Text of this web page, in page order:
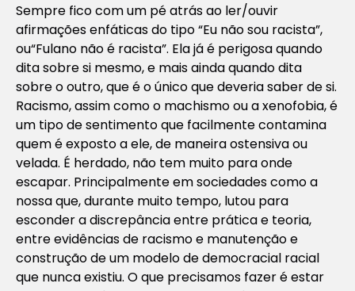
Sempre fico com um pé atrás ao ler/ouvir
afirmações enfáticas do tipo“Eu não sou racista”,
ou“Fulano não é racista”. Ela já é perigosa quando
dita sobre si mesmo, e mais ainda quando dita
sobre o outro, que é o único que deveria saber de si.
Racismo, assim como o machismo ou a xenofobia, é
um tipo de sentimento que facilmente contamina
quem é exposto a ele, de maneira ostensiva ou
velada. É herdado, não tem muito para onde
escapar. Principalmente em sociedades como a
nossa que, durante muito tempo, lutou para
esconder a discrepância entre prática e teoria,
entre evidências de racismo e manutenção e
construção de um modelo de democracial racial
que nunca existiu. O que precisamos fazer é estar